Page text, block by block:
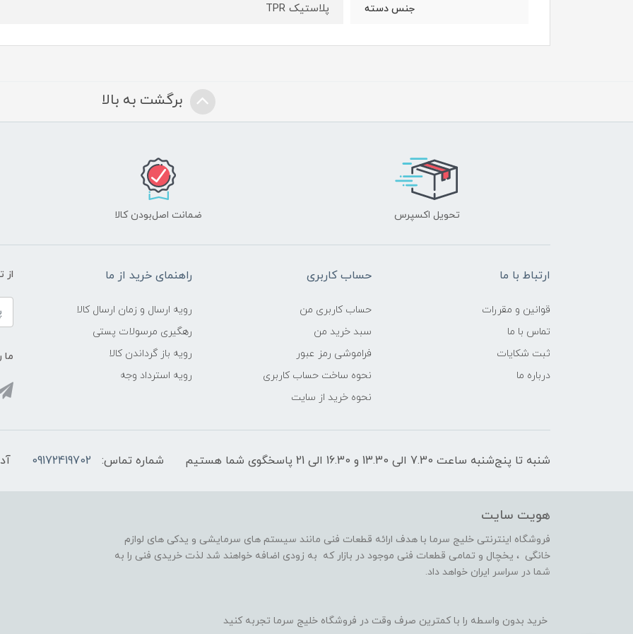
جنس دسته پلاستیک TPR
برگشت به بالا
تحویل اکسپرس ضمانت اصل‌بودن کالا
ارتباط با ما
قوانین و مقررات
تماس با ما
ثبت شکایات
درباره ما
حساب کاربری
حساب کاربری من
سبد خرید من
فراموشی رمز عبور
نحوه ساخت حساب کاربری
نحوه خرید از سایت
راهنمای خرید از ما
رویه ارسال و زمان ارسال کالا
رهگیری مرسولات پستی
رویه باز گرداندن کالا
رویه استرداد وجه
از
ما
شنبه تا پنج‌شنبه ساعت 7.30 الی 13.30 و 16.30 الی 21 پاسخگوی شما هستیم شماره تماس: 09172419702
هویت سایت
فروشگاه اینترنتی خلیج سرما با هدف ارائه قطعات فنی مانند سیستم های سرمایشی و یدکی های لوازم
خانگی ، یخچال و تمامی قطعات فنی موجود در بازار که به زودی اضافه خواهند شد لذت خریدی فنی را به
شما در سراسر ایران خواهد داد.
خرید بدون واسطه را با کمترین صرف وقت در فروشگاه خلیج سرما تجربه کنید